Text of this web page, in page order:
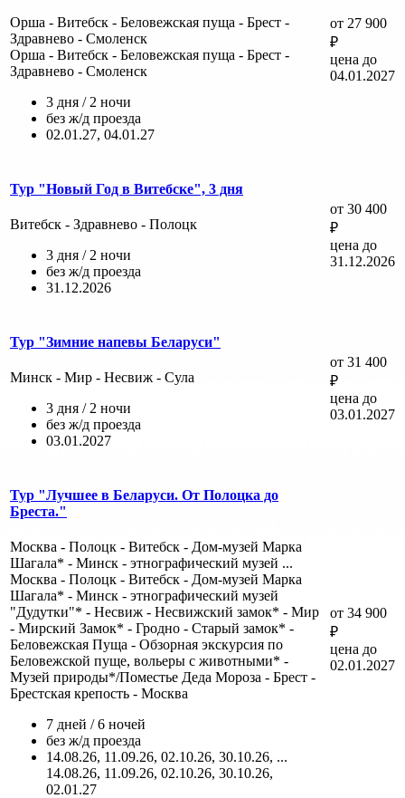
Орша - Витебск - Беловежская пуща - Брест -
Здравнево - Смоленск
Орша - Витебск - Беловежская пуща - Брест -
Здравнево - Смоленск
3 дня / 2 ночи
без ж/д проезда
02.01.27, 04.01.27
от 27 900
₽
цена до
04.01.2027
Тур "Новый Год в Витебске", 3 дня
Витебск - Здравнево - Полоцк
3 дня / 2 ночи
без ж/д проезда
31.12.2026
от 30 400
₽
цена до
31.12.2026
Тур "Зимние напевы Беларуси"
Минск - Мир - Несвиж - Сула
3 дня / 2 ночи
без ж/д проезда
03.01.2027
от 31 400
₽
цена до
03.01.2027
Тур "Лучшее в Беларуси. От Полоцка до
Бреста."
Москва - Полоцк - Витебск - Дом-музей Марка
Шагала* - Минск - этнографический музей ...
Москва - Полоцк - Витебск - Дом-музей Марка
Шагала* - Минск - этнографический музей
"Дудутки"* - Несвиж - Несвижский замок* - Мир
- Мирский Замок* - Гродно - Старый замок* -
Беловежская Пуща - Обзорная экскурсия по
Беловежской пуще, вольеры с животными* -
Музей природы*/Поместье Деда Мороза - Брест -
Брестская крепость - Москва
7 дней / 6 ночей
без ж/д проезда
14.08.26, 11.09.26, 02.10.26, 30.10.26, ...
14.08.26, 11.09.26, 02.10.26, 30.10.26,
02.01.27
от 34 900
₽
цена до
02.01.2027